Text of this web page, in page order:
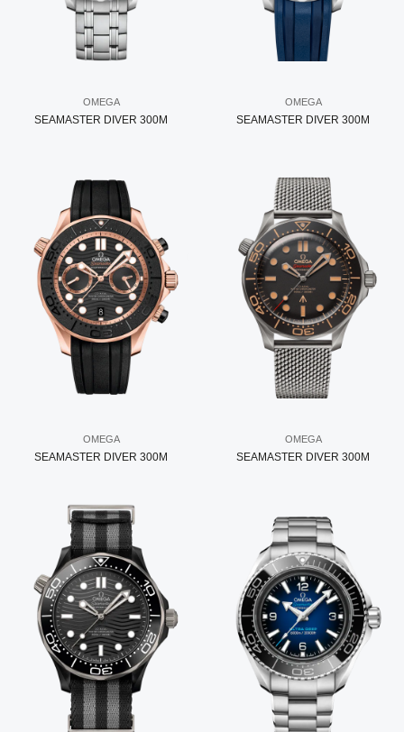
OMEGA
SEAMASTER DIVER 300M
OMEGA
SEAMASTER DIVER 300M
OMEGA
SEAMASTER DIVER 300M
OMEGA
SEAMASTER DIVER 300M